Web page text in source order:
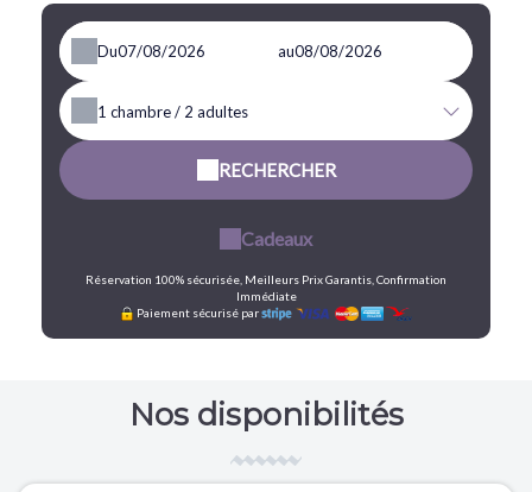
Du au
1 chambre / 2 adultes
RECHERCHER
Cadeaux
Réservation 100% sécurisée, Meilleurs Prix Garantis, Confirmation
Immédiate
Paiement sécurisé par
Nos disponibilités